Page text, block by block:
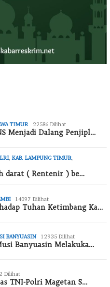
TIMUR 22586 Dilihat
Menjadi Dalang Penjipl…
, KAB. LAMPUNG TIMUR
darat ( Rentenir ) be…
14097 Dilihat
Tuhan Ketimbang Ka…
BANYUASIN 12935 Dilihat
Banyuasin Melakuka…
Dilihat
TNI-Polri Magetan S…